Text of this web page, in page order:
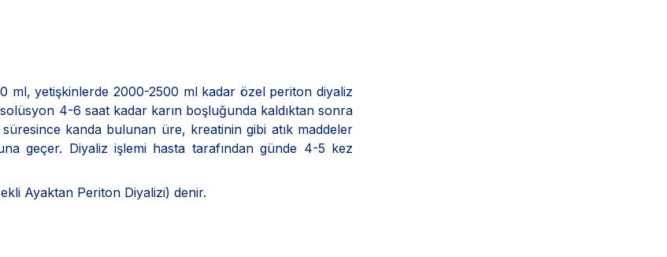
ml, yetişkinlerde 2000-2500 ml kadar özel periton diyaliz
4-6 saat kadar karın boşluğunda kaldıktan sonra
kanda bulunan üre, kreatinin gibi atık maddeler
geçer. Diyaliz işlemi hasta tarafından günde 4-5 kez
Ayaktan Periton Diyalizi) denir.